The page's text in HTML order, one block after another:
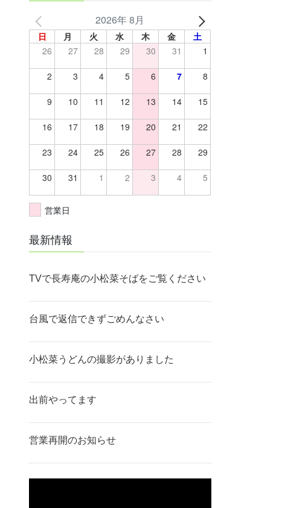
2026年 8月
日 月 火 水 木 金
土
26
27 28 29 30 31 1
2 3 4 5 6 7 8
9 10 11 12 13 14 15
16 17 18 19 20 21 22
23 24 25 26 27 28 29
30 31 1 2 3 4 5
営業日
最新情報
TVで長寿庵の小松菜そばをご覧ください
台風で返信できずごめんなさい
小松菜うどんの撮影がありました
出前やってます
営業再開のお知らせ